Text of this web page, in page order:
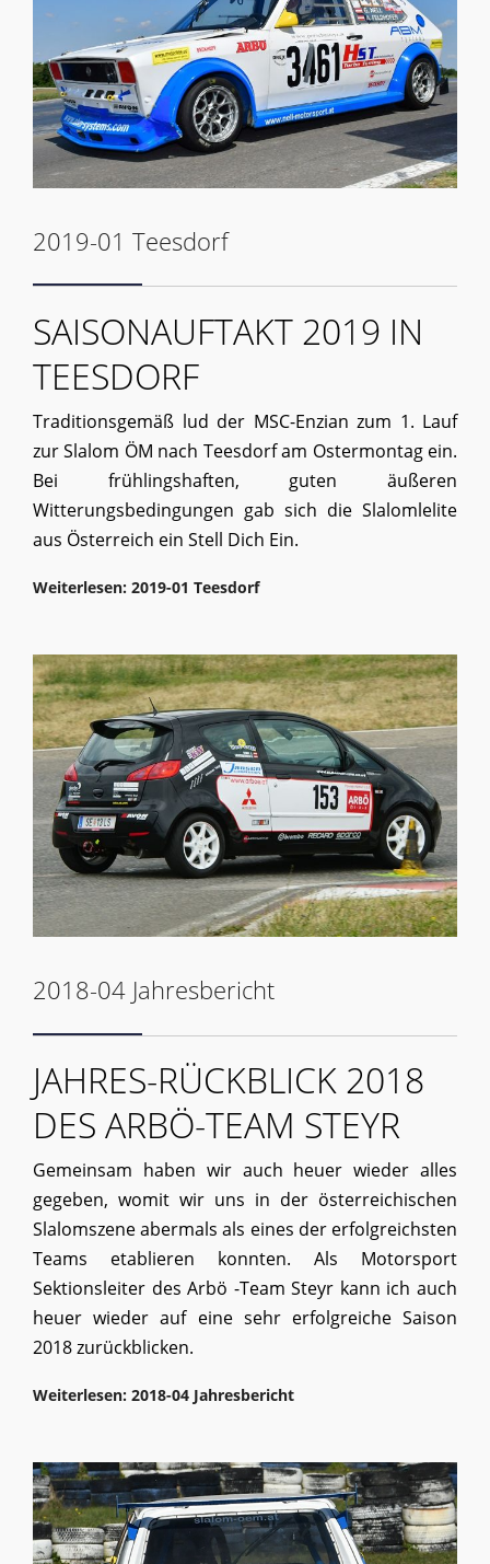
2019-01 Teesdorf
SAISONAUFTAKT 2019 IN
TEESDORF
Traditionsgemäß lud der MSC-Enzian zum 1. Lauf
zur Slalom ÖM nach Teesdorf am Ostermontag ein.
Bei frühlingshaften, guten äußeren
Witterungsbedingungen gab sich die Slalomlelite
aus Österreich ein Stell Dich Ein.
Weiterlesen: 2019-01 Teesdorf
2018-04 Jahresbericht
JAHRES-RÜCKBLICK 2018
DES ARBÖ-TEAM STEYR
Gemeinsam haben wir auch heuer wieder alles
gegeben, womit wir uns in der österreichischen
Slalomszene abermals als eines der erfolgreichsten
Teams etablieren konnten. Als Motorsport
Sektionsleiter des Arbö -Team Steyr kann ich auch
heuer wieder auf eine sehr erfolgreiche Saison
2018 zurückblicken.
Weiterlesen: 2018-04 Jahresbericht